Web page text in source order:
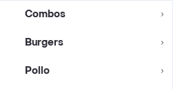
Combos
Burgers
Pollo